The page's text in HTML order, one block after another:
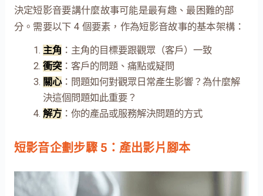
決定短影音要講什麼故事可能是最有趣、最困難的部
分。需要以下 4 個要素，作為短影音故事的基本架構：
主角 ：主角的目標要跟觀眾（客戶）一致
衝突：客戶的問題、痛點或疑問
關心：問題如何對觀眾日常產生影響？為什麼解
決這個問題如此重要？
解方 ：你的產品或服務解決問題的方式
短影音企劃步驟 5：產出影片腳本